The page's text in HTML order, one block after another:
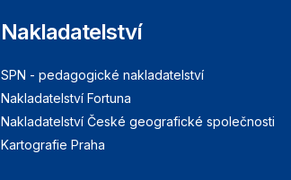
Nakladatelství
SPN - pedagogické nakladatelství
Nakladatelství Fortuna
Nakladatelství České geografické společnosti
Kartografie Praha